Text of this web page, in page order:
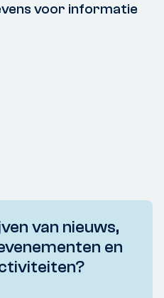
voor informatie
van nieuws,
en